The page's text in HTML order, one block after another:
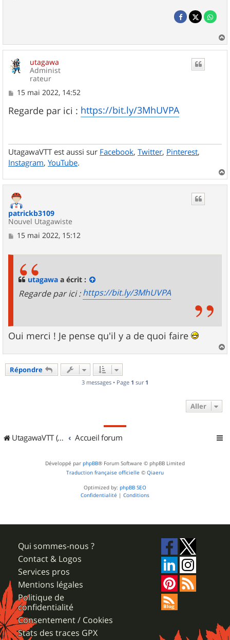
a
utagawa
Administ
rateur
M
s
s
15 mai 2022, 14:52
Regarde par ici : https://bit.ly/3MhUVPA
UtagawaVTT est aussi sur Facebook, Twitter, Pinterest,
Instagram, YouTube.
a
patrickb3109
Nouvel Utagawiste
M15 mai 2022, 15:12
utagawa a écrit :
Regarde par ici :https://bit.ly/3MhUVPA
Oui merci ! Je pense qu'il y a de quoi faire
a
Répondre
3 messages • Page 1 sur 1
Aller
UtagawaVTT (Randos VTT et VTTAE avec traces GPS) Accueil forum
Développé par phpBB® Forum Software © phpBB Limited
Traduction française officielle © Qiaeru
Optimized by: phpBB SEO
Confidentialité | Conditions
Qui sommes-nous ?
Contact & Logos
Services pros
Mentions légales
Politique de
confidentialité
Consentement / Cookies
Stats des traces GPX